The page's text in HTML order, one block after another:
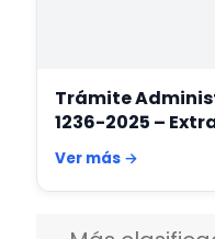
Trámite
1236-2025 –
Ver más →